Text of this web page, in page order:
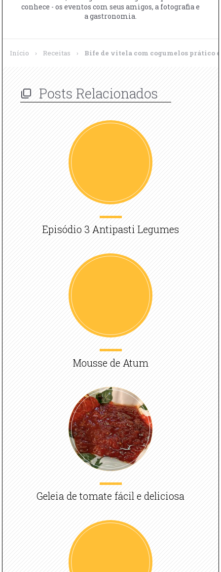
conhece - os eventos com seus amigos, a fotografia e
a gastronomia.
Início › Receitas › Bife de vitela com cogumelos prático
Posts Relacionados
Episódio 3 Antipasti Legumes
Mousse de Atum
Geleia de tomate fácil e deliciosa